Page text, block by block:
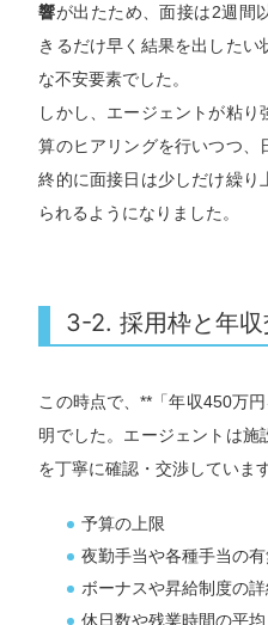
響が出たため、面接は2週間
きるだけ早く結果を出したい
な不安要素でした。
しかし、エージェントが粘
算のヒアリングを行いつつ、
終的に面接日は少しだけ繰り
られるようになりました。
3-2. 採用枠と年
この時点で、**「年収450万
明でした。エージェントは施
を丁寧に確認・交渉しています
予算の上限
夜勤手当や各種手当の
ボーナスや昇給制度の詳
休日数や残業時間の平均